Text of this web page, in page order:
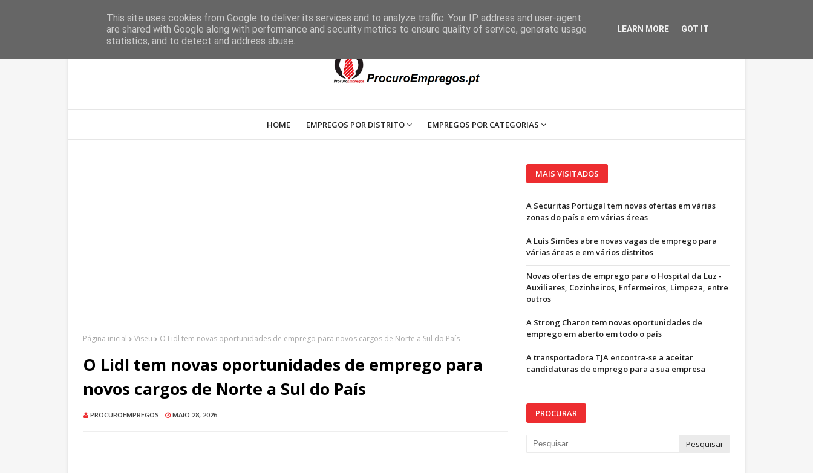
HOME EMPREGOS POR DISTRITO EMPREGOS POR CATEGORIAS
Página inicial Viseu O Lidl tem novas oportunidades de emprego para novos cargos de Norte a Sul do País
O Lidl tem novas oportunidades de emprego para
novos cargos de Norte a Sul do País
PROCUROEMPREGOS MAIO 28, 2026
MAIS VISITADOS
A Securitas Portugal tem novas ofertas em várias
zonas do país e em várias áreas
A Luís Simões abre novas vagas de emprego para
várias áreas e em vários distritos
Novas ofertas de emprego para o Hospital da Luz -
Auxiliares, Cozinheiros, Enfermeiros, Limpeza, entre
outros
A Strong Charon tem novas oportunidades de
emprego em aberto em todo o país
A transportadora TJA encontra-se a aceitar
candidaturas de emprego para a sua empresa
PROCURAR
This site uses cookies from Google to deliver its services and to analyze traffic. Your IP address and user-agent
are shared with Google along with performance and security metrics to ensure quality of service, generate usage
statistics, and to detect and address abuse.
LEARN MORE GOT IT